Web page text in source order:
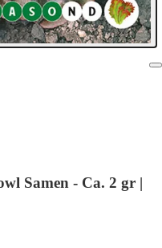
Samen - Ca. 2 gr |